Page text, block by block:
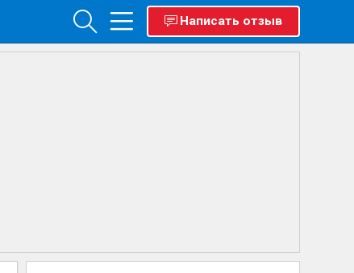
Написать отзыв